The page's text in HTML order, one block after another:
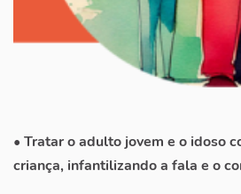
• Tratar o adulto jovem e o idoso
criança, infantilizando a fala e o